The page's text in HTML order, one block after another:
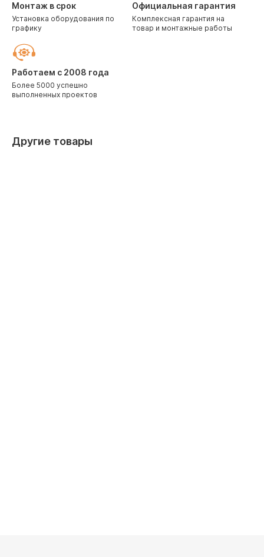
Монтаж в срок
Установка оборудования по
графику
Официальная гарантия
Комплексная гарантия на
товар и монтажные работы
Работаем с 2008 года
Более 5000 успешно
выполненных проектов
Другие товары